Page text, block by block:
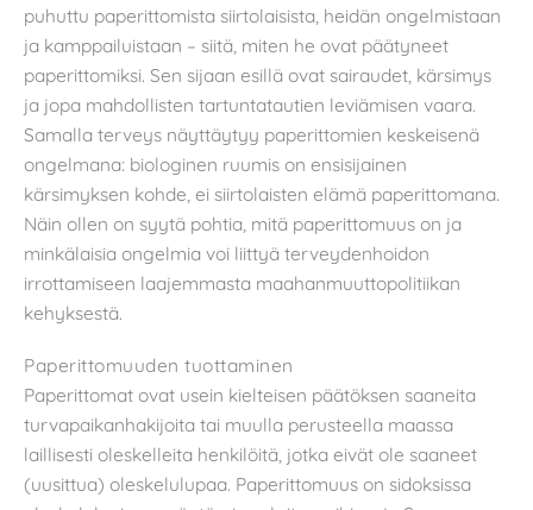
puhuttu paperittomista siirtolaisista, heidän ongelmistaan
ja kamppailuistaan – siitä, miten he ovat päätyneet
paperittomiksi. Sen sijaan esillä ovat sairaudet, kärsimys
ja jopa mahdollisten tartuntatautien leviämisen vaara.
Samalla terveys näyttäytyy paperittomien keskeisenä
ongelmana: biologinen ruumis on ensisijainen
kärsimyksen kohde, ei siirtolaisten elämä paperittomana.
Näin ollen on syytä pohtia, mitä paperittomuus on ja
minkälaisia ongelmia voi liittyä terveydenhoidon
irrottamiseen laajemmasta maahanmuuttopolitiikan
kehyksestä.
Paperittomuuden tuottaminen
Paperittomat ovat usein kielteisen päätöksen saaneita
turvapaikanhakijoita tai muulla perusteella maassa
laillisesti oleskelleita henkilöitä, jotka eivät ole saaneet
(uusittua) oleskelulupaa. Paperittomuus on sidoksissa